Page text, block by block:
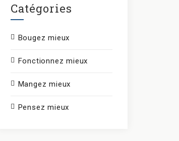
Catégories
Bougez mieux
Fonctionnez mieux
Mangez mieux
Pensez mieux